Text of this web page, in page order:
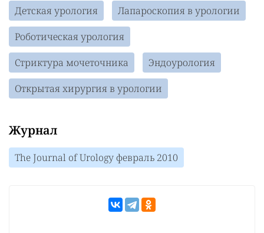
Детская урология
Лапароскопия в урологии
Роботическая урология
Стриктура мочеточника
Эндоурология
Открытая хирургия в урологии
Журнал
The Journal of Urology февраль 2010